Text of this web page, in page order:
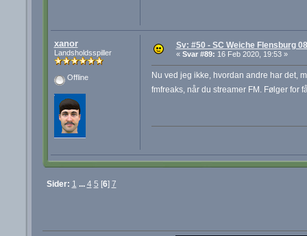
xanor
Landsholdsspiller
Offline
Sv: #50 - SC Weiche Flensburg
« Svar #89: 16 Feb 2020, 19:53 »
Nu ved jeg ikke, hvordan andre har det,
fmfreaks, når du streamer FM. Følger for
Sider: 1 ... 4 5 [6] 7